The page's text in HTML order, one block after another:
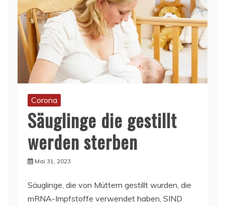
Corona
Säuglinge die gestillt
werden sterben
Mai 31, 2023
Säuglinge, die von Müttern gestillt wurden, die
mRNA-Impfstoffe verwendet haben, SIND